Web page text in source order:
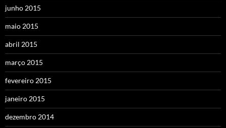
junho 2015
maio 2015
abril 2015
março 2015
fevereiro 2015
janeiro 2015
dezembro 2014